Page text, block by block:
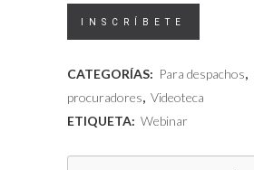
Videoteca
nueva
organización
INSCRÍBETE
CATEGORÍAS: Para despachos,
procuradores, Videoteca
ETIQUETA: Webinar